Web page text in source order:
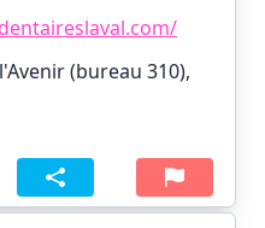
(bureau 310),